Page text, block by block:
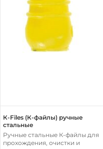
К-Files (К-файлы) ручные
стальные
Ручные стальные К-файлы для
прохождения, очистки и